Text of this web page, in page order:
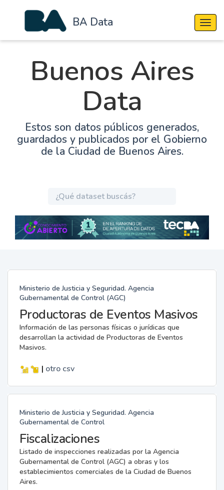
BA Data
Buenos Aires
Data
Estos son datos públicos generados,
guardados y publicados por el Gobierno
de la Ciudad de Buenos Aires.
Ministerio de Justicia y Seguridad. Agencia
Gubernamental de Control (AGC)
Productoras de Eventos Masivos
Información de las personas físicas o jurídicas que
desarrollan la actividad de Productoras de Eventos
Masivos.
| otro csv
Ministerio de Justicia y Seguridad. Agencia
Gubernamental de Control
Fiscalizaciones
Listado de inspecciones realizadas por la Agencia
Gubernamental de Control (AGC) a obras y los
establecimientos comerciales de la Ciudad de Buenos
Aires.